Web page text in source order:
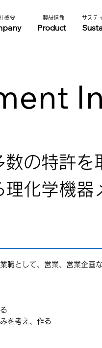
Product
​製品情報​​
概要​​ サステ
数の特許
理化学機器
職として、営業、営業企画
を考え、作る